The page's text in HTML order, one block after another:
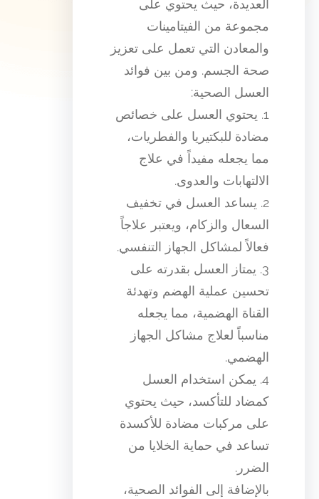
العديدة، حيث يحتوي على
مجموعة من الفيتامينات
والمعادن التي تعمل على تعزيز
صحة الجسم. ومن بين فوائد
العسل الصحية:
1. يحتوي العسل على خصائص
مضادة للبكتيريا والفطريات،
مما يجعله مفيداً في علاج
الالتهابات والعدوى.
2. يساعد العسل في تخفيف
السعال والزكام، ويعتبر علاجاً
فعالاً لمشاكل الجهاز التنفسي.
3. يمتاز العسل بقدرته على
تحسين عملية الهضم وتهدئة
القناة الهضمية، مما يجعله
مناسباً لعلاج مشاكل الجهاز
الهضمي.
4. يمكن استخدام العسل
كمضاد للتأكسد، حيث يحتوي
على مركبات مضادة للأكسدة
تساعد في حماية الخلايا من
الضرر.
بالإضافة إلى الفوائد الصحية،